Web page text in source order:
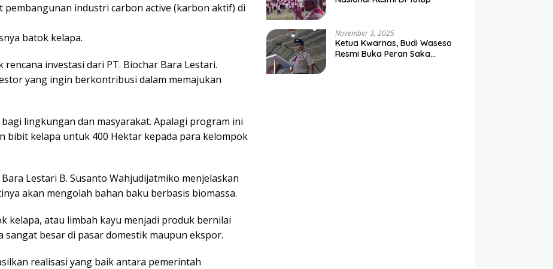
industri carbon active (karbon aktif) di
batok kelapa.
investasi dari PT. Biochar Bara Lestari.
yang ingin berkontribusi dalam memajukan
lingkungan dan masyarakat. Apalagi program ini
bibit kelapa untuk 400 Hektar kepada para kelompok
Lestari B. Susanto Wahjudijatmiko menjelaskan
akan mengolah bahan baku berbasis biomassa.
kelapa, atau limbah kayu menjadi produk bernilai
besar di pasar domestik maupun ekspor.
realisasi yang baik antara pemerintah
November 3, 2025
Ketua Kwarnas, Budi Waseso
Resmi Buka Peran Saka